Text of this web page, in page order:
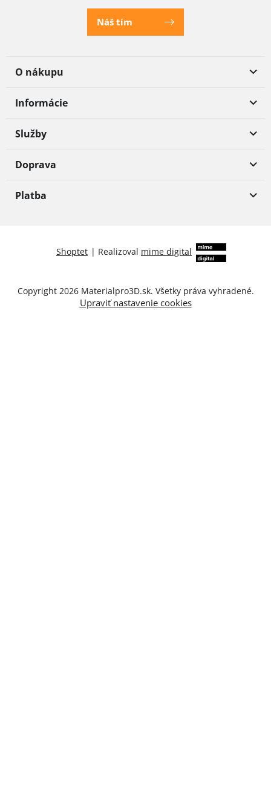
Náš tím
O nákupu
Informácie
Služby
Doprava
Platba
Shoptet | Realizoval mime digital
Copyright 2026 Materialpro3D.sk. Všetky práva vyhradené.
Upraviť nastavenie cookies